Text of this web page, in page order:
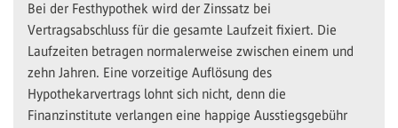
Bei der Festhypothek wird der Zinssatz bei
Vertragsabschluss für die gesamte Laufzeit fixiert. Die
Laufzeiten betragen normalerweise zwischen einem und
zehn Jahren. Eine vorzeitige Auflösung des
Hypothekarvertrags lohnt sich nicht, denn die
Finanzinstitute verlangen eine happige Ausstiegsgebühr